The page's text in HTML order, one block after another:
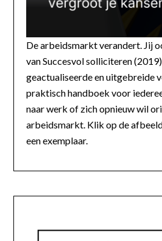
De arbeidsmarkt verandert. Jij
van Succesvol solliciteren
geactualiseerde en uitgebreide
praktisch handboek voor
naar werk of zich opnieuw wil
arbeidsmarkt. Klik op de
een exemplaar.